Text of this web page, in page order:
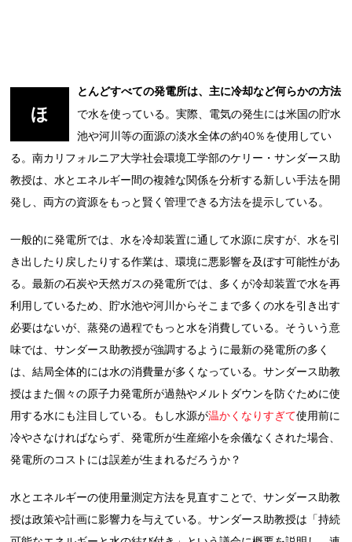
ほ
とんどすべての発電所は、主に冷却など何らかの方法
で水を使っている。実際、電気の発生には米国の貯水
池や河川等の面源の淡水全体の約40％を使用してい
る。南カリフォルニア大学社会環境工学部のケリー・サンダース助
教授は、水とエネルギー間の複雑な関係を分析する新しい手法を開
発し、両方の資源をもっと賢く管理できる方法を提示している。
一般的に発電所では、水を冷却装置に通して水源に戻すが、水を引
き出したり戻したりする作業は、環境に悪影響を及ぼす可能性があ
る。最新の石炭や天然ガスの発電所では、多くが冷却装置で水を再
利用しているため、貯水池や河川からそこまで多くの水を引き出す
必要はないが、蒸発の過程でもっと水を消費している。そういう意
味では、サンダース助教授が強調するように最新の発電所の多く
は、結局全体的には水の消費量が多くなっている。サンダース助教
授はまた個々の原子力発電所が過熱やメルトダウンを防ぐために使
用する水にも注目している。もし水源が温かくなりすぎて使用前に
冷やさなければならず、発電所が生産縮小を余儀なくされた場合、
発電所のコストには誤差が生まれるだろうか？
水とエネルギーの使用量測定方法を見直すことで、サンダース助教
授は政策や計画に影響力を与えている。サンダース助教授は「持続